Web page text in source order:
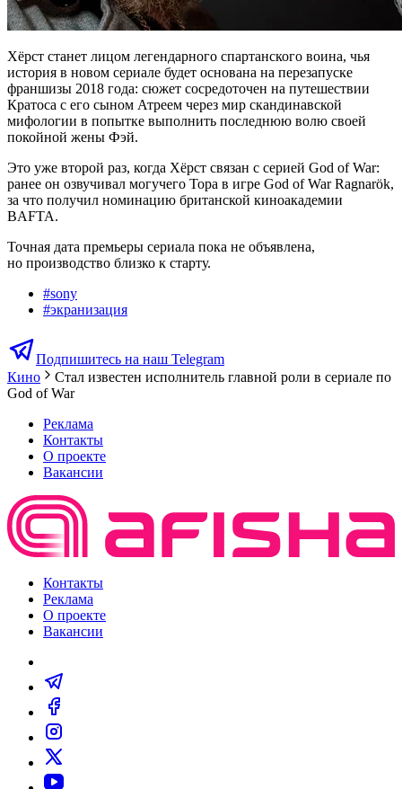
Хёрст станет лицом легендарного спартанского воина, чья
история в новом сериале будет основана на перезапуске
франшизы 2018 года: сюжет сосредоточен на путешествии
Кратоса с его сыном Атреем через мир скандинавской
мифологии в попытке выполнить последнюю волю своей
покойной жены Фэй.
Это уже второй раз, когда Хёрст связан с серией God of War:
ранее он озвучивал могучего Тора в игре God of War Ragnarök,
за что получил номинацию британской киноакадемии
BAFTA.
Точная дата премьеры сериала пока не объявлена,
но производство близко к старту.
#sony
#экранизация
Подпишитесь на наш Telegram
Кино
Стал известен исполнитель главной роли в сериале по
God of War
Реклама
Контакты
О проекте
Вакансии
Контакты
Реклама
О проекте
Вакансии